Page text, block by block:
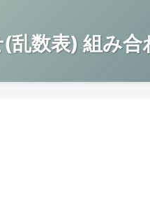
乱数表) 組み